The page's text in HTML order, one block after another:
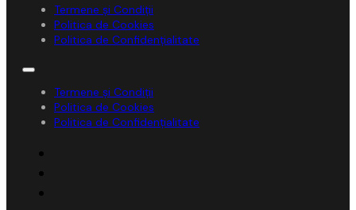
Termene și Condiții
Politica de Cookies
Politica de Confidențialitate
Termene și Condiții
Politica de Cookies
Politica de Confidențialitate